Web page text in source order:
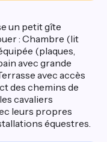
un petit gîte
: Chambre (lit
(plaques,
avec grande
avec accès
des chemins de
cavaliers
leurs propres
équestres.